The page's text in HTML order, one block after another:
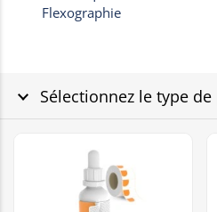
Flexographie
Sélectionnez le type